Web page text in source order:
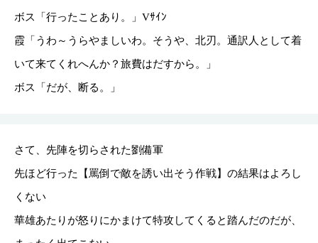
ボス「行ったことあり。」Vｻｲﾝ
霞「うわ～うらやましいわ。そうや、北刃。通訳人として着
いて来てくれへんか？旅費はだすから。」
ボス「だが、断る。」
さて、先陣を切らされた劉備軍
先ほど行った【罵倒で敵を誘い出そう作戦】の結果はよろし
くない
華雄あたりが怒りにかまけて特攻してくると踏んだのだが、